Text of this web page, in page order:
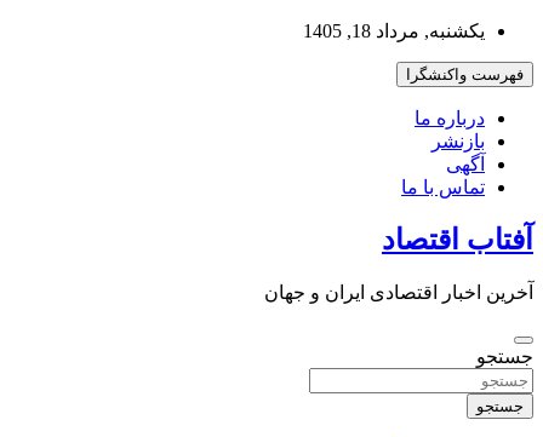
بروید
یکشنبه, مرداد 18, 1405
فهرست واکنشگرا
درباره ما
بازنشر
آگهی
تماس با ما
آفتاب اقتصاد
آخرین اخبار اقتصادی ایران و جهان
جستجو
جستجو